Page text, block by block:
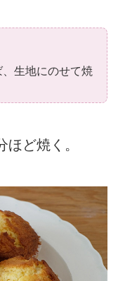
生地にのせて焼
ど焼く。